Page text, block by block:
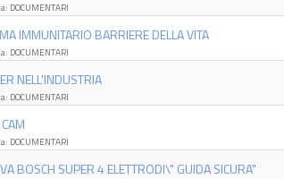
DOCUMENTARI
IMMUNITARIO BARRIERE DELLA VITA
DOCUMENTARI
NELL'INDUSTRIA
DOCUMENTARI
DOCUMENTARI
BOSCH SUPER 4 ELETTRODI\" GUIDA SICURA"